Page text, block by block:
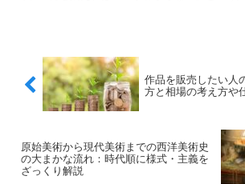
作品を販売したい人
方と相場の考え方や
原始美術から現代美術までの西洋美術史
の大まかな流れ：時代順に様式・主義を
ざっくり解説